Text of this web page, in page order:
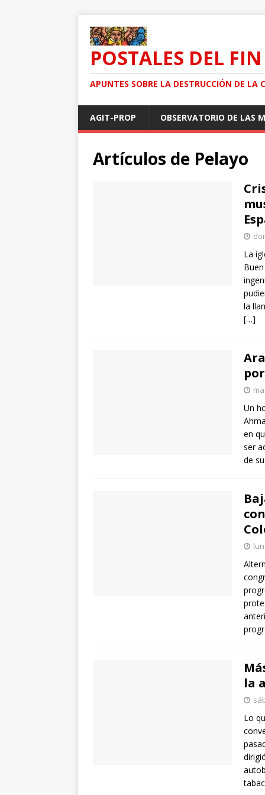
POSTALES DEL
APUNTES SOBRE LA DESTRUCCIÓN DE LA
AGIT-PROP OBSERVATORIO DE LAS
Artículos de Pelayo
La
la
[…]
Un
en
ser
de
la
Lo